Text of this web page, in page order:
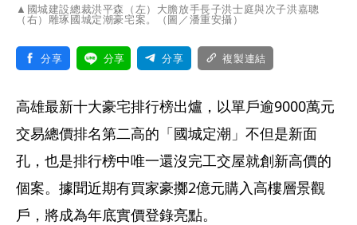
▲國城建設總裁洪平森（左）大膽放手長子洪士庭與次子洪嘉聰
（右）雕琢國城定潮豪宅案。（圖／潘重安攝）
分享 分享 分享 複製連結
高雄最新十大豪宅排行榜出爐，以單戶逾9000萬元
交易總價排名第二高的「國城定潮」不但是新面
孔，也是排行榜中唯一還沒完工交屋就創新高價的
個案。據聞近期有買家豪擲2億元購入高樓層景觀
戶，將成為年底實價登錄亮點。